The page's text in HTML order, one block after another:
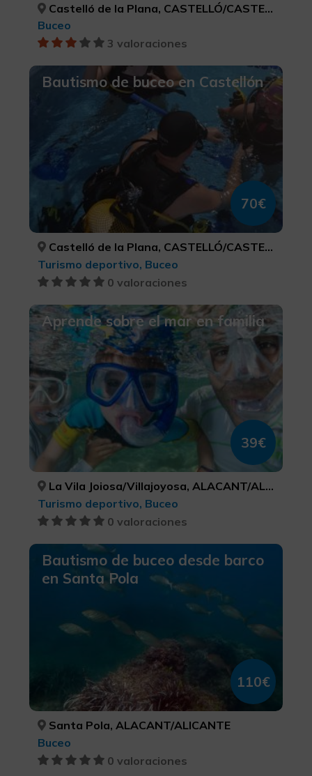
Castelló de la Plana, CASTELLÓ/CASTELLÓN
Buceo
3 valoraciones
Bautismo de buceo en Castellón
70€
Castelló de la Plana, CASTELLÓ/CASTELLÓN
Turismo deportivo, Buceo
0 valoraciones
Aprende sobre el mar en familia
39€
La Vila Joiosa/Villajoyosa, ALACANT/ALICANTE
Turismo deportivo, Buceo
0 valoraciones
Bautismo de buceo desde barco
en Santa Pola
110€
Santa Pola, ALACANT/ALICANTE
Buceo
0 valoraciones